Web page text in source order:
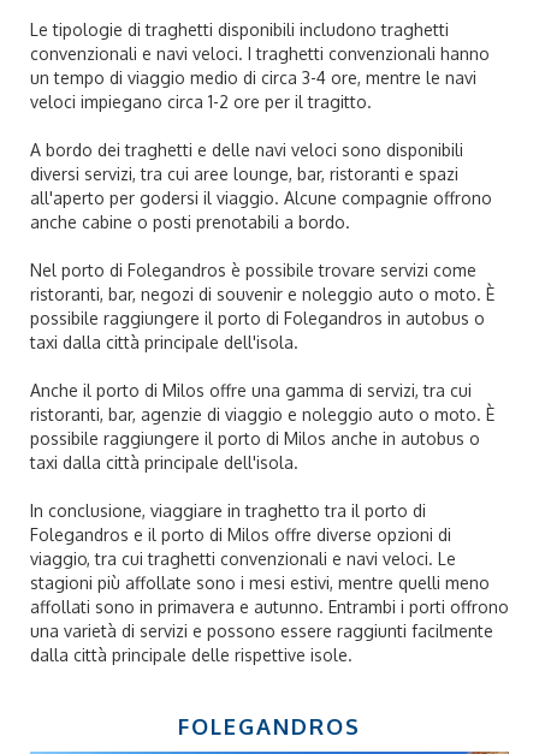
Le tipologie di traghetti disponibili includono traghetti
convenzionali e navi veloci. I traghetti convenzionali hanno
un tempo di viaggio medio di circa 3-4 ore, mentre le navi
veloci impiegano circa 1-2 ore per il tragitto.
A bordo dei traghetti e delle navi veloci sono disponibili
diversi servizi, tra cui aree lounge, bar, ristoranti e spazi
all'aperto per godersi il viaggio. Alcune compagnie offrono
anche cabine o posti prenotabili a bordo.
Nel porto di Folegandros è possibile trovare servizi come
ristoranti, bar, negozi di souvenir e noleggio auto o moto. È
possibile raggiungere il porto di Folegandros in autobus o
taxi dalla città principale dell'isola.
Anche il porto di Milos offre una gamma di servizi, tra cui
ristoranti, bar, agenzie di viaggio e noleggio auto o moto. È
possibile raggiungere il porto di Milos anche in autobus o
taxi dalla città principale dell'isola.
In conclusione, viaggiare in traghetto tra il porto di
Folegandros e il porto di Milos offre diverse opzioni di
viaggio, tra cui traghetti convenzionali e navi veloci. Le
stagioni più affollate sono i mesi estivi, mentre quelli meno
affollati sono in primavera e autunno. Entrambi i porti offrono
una varietà di servizi e possono essere raggiunti facilmente
dalla città principale delle rispettive isole.
FOLEGANDROS